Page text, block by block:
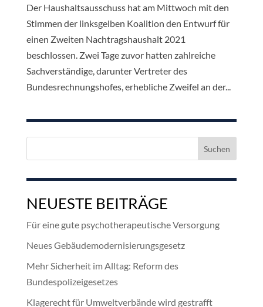
Der Haushaltsausschuss hat am Mittwoch mit den
Stimmen der linksgelben Koalition den Entwurf für
einen Zweiten Nachtragshaushalt 2021
beschlossen. Zwei Tage zuvor hatten zahlreiche
Sachverständige, darunter Vertreter des
Bundesrechnungshofes, erhebliche Zweifel an der...
NEUESTE BEITRÄGE
Für eine gute psychotherapeutische Versorgung
Neues Gebäudemodernisierungsgesetz
Mehr Sicherheit im Alltag: Reform des
Bundespolizeigesetzes
Klagerecht für Umweltverbände wird gestrafft